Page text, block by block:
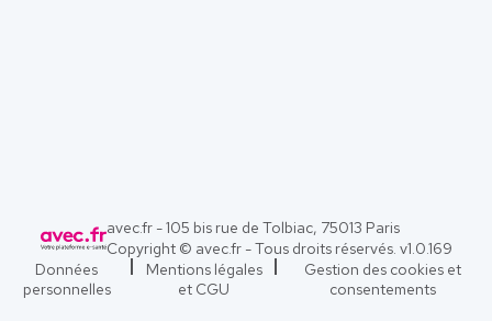
avec.fr - 105 bis rue de Tolbiac, 75013 Paris
Copyright © avec.fr - Tous droits réservés. v1.0.169
Données
personnelles
Mentions légales
et CGU
Gestion des cookies et
consentements